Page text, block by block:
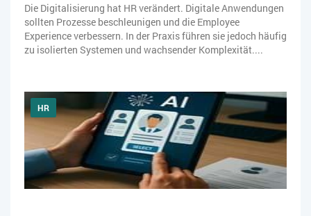
Die Digitalisierung hat HR verändert. Digitale Anwendungen
sollten Prozesse beschleunigen und die Employee
Experience verbessern. In der Praxis führen sie jedoch häufig
zu isolierten Systemen und wachsender Komplexität....
HR